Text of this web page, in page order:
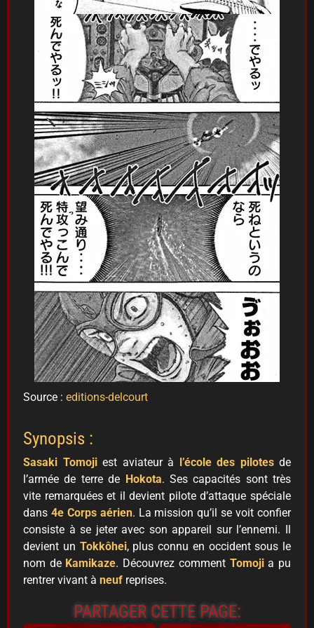
Source : editions-delcourt
Synopsis :
Sasaki Tomojiest aviateur à l’école des pilotesde
l’armée de terre de Hokota. Ses capacités sont très
vite remarquées et il devient pilote d’attaque spéciale
dans 4e Corps aérien. La mission qu’il se voit confier
consiste à se jeter avec son appareil sur l’ennemi. Il
devient un Tokkôhei, plus connu en occident sous le
nom de Kamikaze. Découvrez comment Tomoji a pu
rentrer vivant à neuf reprises.
PARTAGER CETTE PAGE: